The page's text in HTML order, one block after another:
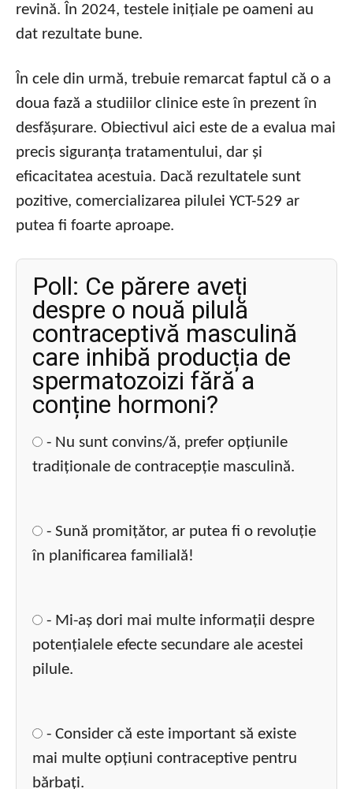
revină. În 2024, testele inițiale pe oameni au
dat rezultate bune.
În cele din urmă, trebuie remarcat faptul că o a
doua fază a studiilor clinice este în prezent în
desfășurare. Obiectivul aici este de a evalua mai
precis siguranța tratamentului, dar și
eficacitatea acestuia. Dacă rezultatele sunt
pozitive, comercializarea pilulei YCT-529 ar
putea fi foarte aproape.
Poll: Ce părere aveți
despre o nouă pilulă
contraceptivă masculină
care inhibă producția de
spermatozoizi fără a
conține hormoni?
- Nu sunt convins/ă, prefer opțiunile
tradiționale de contracepție masculină.
- Sună promițător, ar putea fi o revoluție
în planificarea familială!
- Mi-aș dori mai multe informații despre
potențialele efecte secundare ale acestei
pilule.
- Consider că este important să existe
mai multe opțiuni contraceptive pentru
bărbați.